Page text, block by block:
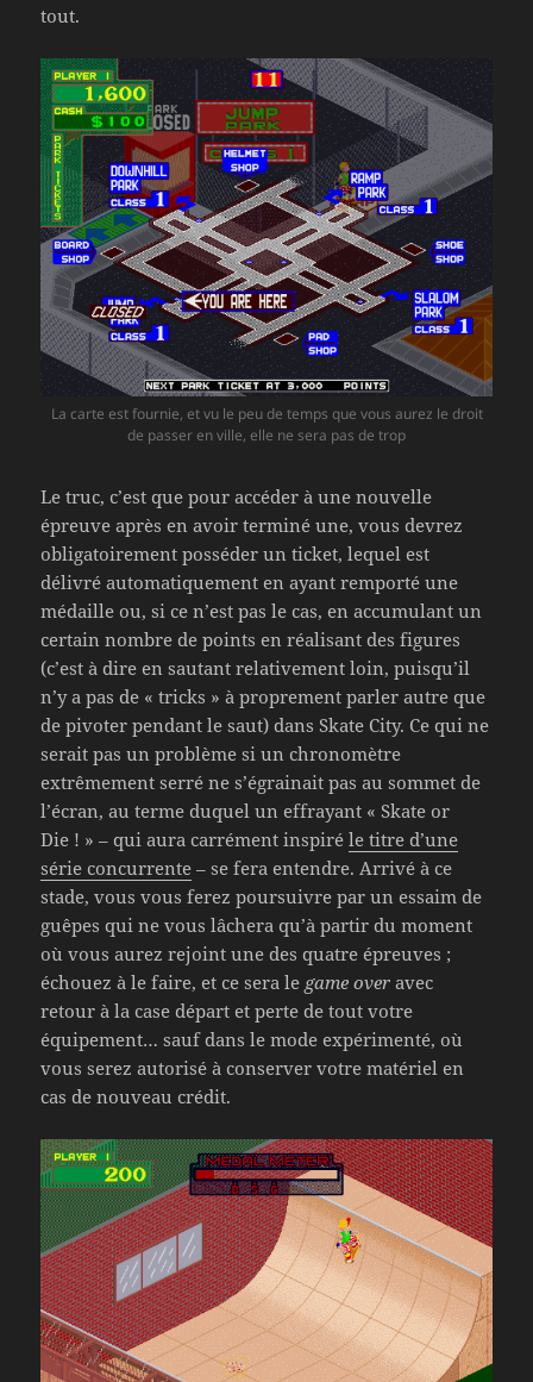
tout.
La carte est fournie, et vu le peu de temps que vous aurez le droit
de passer en ville, elle ne sera pas de trop
Le truc, c’est que pour accéder à une nouvelle
épreuve après en avoir terminé une, vous devrez
obligatoirement posséder un ticket, lequel est
délivré automatiquement en ayant remporté une
médaille ou, si ce n’est pas le cas, en accumulant un
certain nombre de points en réalisant des figures
(c’est à dire en sautant relativement loin, puisqu’il
n’y a pas de « tricks » à proprement parler autre que
de pivoter pendant le saut) dans Skate City. Ce qui ne
serait pas un problème si un chronomètre
extrêmement serré ne s’égrainait pas au sommet de
l’écran, au terme duquel un effrayant « Skate or
Die ! » – qui aura carrément inspiréle titre d’une
série concurrente – se fera entendre. Arrivé à ce
stade, vous vous ferez poursuivre par un essaim de
guêpes qui ne vous lâchera qu’à partir du moment
où vous aurez rejoint une des quatre épreuves ;
échouez à le faire, et ce sera le game over avec
retour à la case départ et perte de tout votre
équipement… sauf dans le mode expérimenté, où
vous serez autorisé à conserver votre matériel en
cas de nouveau crédit.